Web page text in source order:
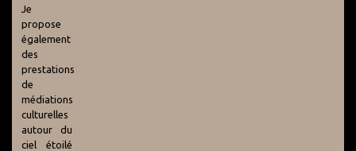
Je
propose
également
des
prestations
de
médiations
culturelles
autour du
ciel étoilé